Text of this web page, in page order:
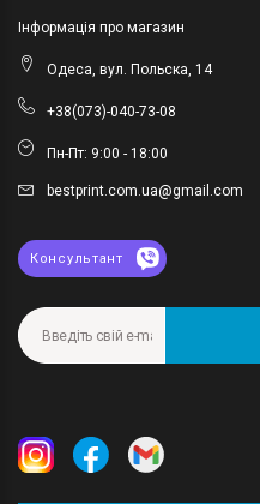
Інформація про магазин
Одеса, вул. Польска, 14
+38(073)-040-73-08
Пн-Пт: 9:00 - 18:00
bestprint.com.ua@gmail.com
Консультант